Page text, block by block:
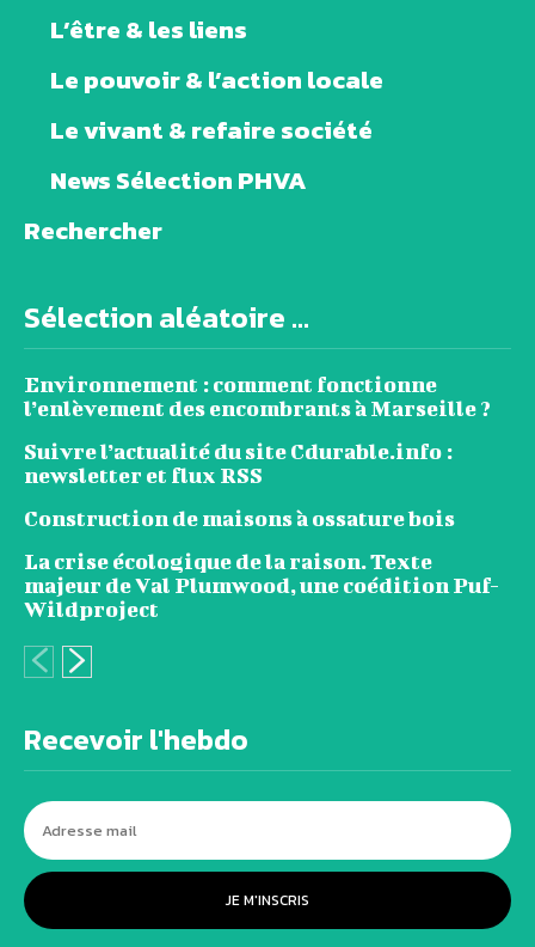
L’être & les liens
Le pouvoir & l’action locale
Le vivant & refaire société
News Sélection PHVA
Rechercher
Sélection aléatoire ...
Environnement : comment fonctionne
l’enlèvement des encombrants à Marseille ?
Suivre l’actualité du site Cdurable.info :
newsletter et flux RSS
Construction de maisons à ossature bois
La crise écologique de la raison. Texte
majeur de Val Plumwood, une coédition Puf-
Wildproject
Recevoir l'hebdo
JE M'INSCRIS